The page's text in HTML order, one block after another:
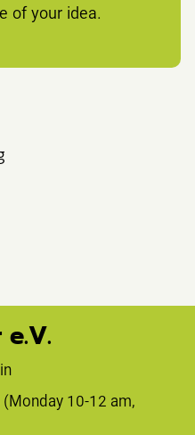
of your idea.
(Monday 10-12 am,